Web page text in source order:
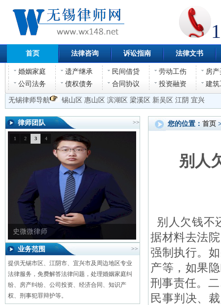
首页 法律咨询 诉讼指南 法律文书
婚姻家庭 遗产继承 民间借贷 劳动工伤
房
公司法务
债权债务 合同协议 投资融资 建筑
无锡律师导航 锡山区 惠山区 滨湖区 梁溪区 新吴区 江阴 宜兴
律师团队 >>
史微微律师
1 2 3 4
业务范围 >>
提供无锡市区、江阴市、宜兴市及周边地区专业
法律服务，免费解答法律问题，处理婚姻家庭纠
纷、房产纠纷、公司投资、经济合同、知识产
权、刑事犯罪辩护等。
您的位置： 首页
别人
别人欠钱不
据材料去法
强制执行。
产等，如果
刑事责任。
民事判决、